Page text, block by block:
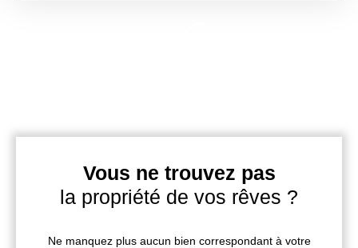
Vous ne trouvez pas
la propriété de vos rêves ?
Ne manquez plus aucun bien correspondant à votre